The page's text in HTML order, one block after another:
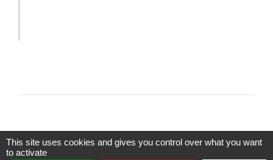
This site uses cookies and gives you control over what you want
to activate